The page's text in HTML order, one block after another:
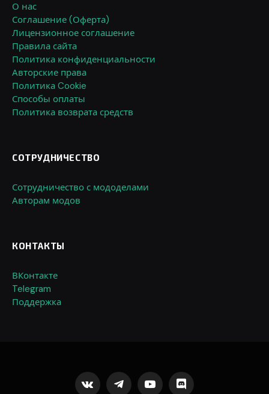
О нас
Соглашение (Оферта)
Лицензионное соглашение
Правила сайта
Политика конфиденциальности
Авторские права
Политика Cookie
Способы оплаты
Политика возврата средств
СОТРУДНИЧЕСТВО
Сотрудничество с мододелами
Авторам модов
КОНТАКТЫ
ВКонтакте
Telegram
Поддержка
VKontakteTelegramYouTubeDiscord